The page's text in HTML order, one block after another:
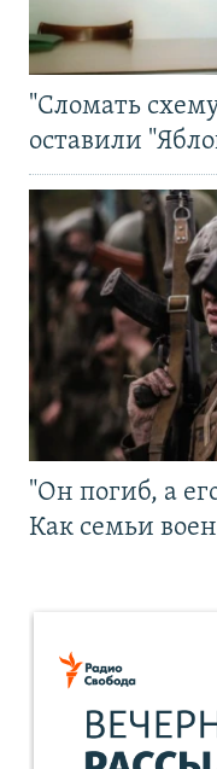
"Сломать
оставили
"Он погиб, а
Как семьи